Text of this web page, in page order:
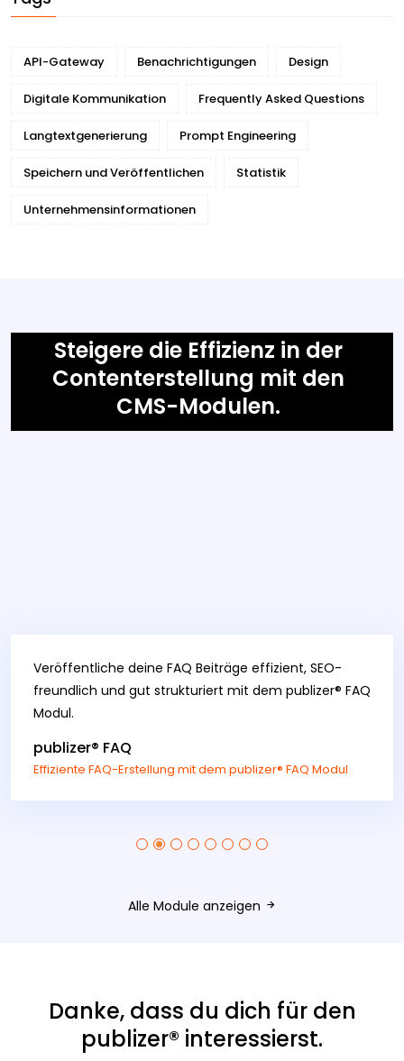
API-Gateway Benachrichtigungen Design
Digitale Kommunikation Frequently Asked Questions
Langtextgenerierung Prompt Engineering
Speichern und Veröffentlichen Statistik
Unternehmensinformationen
Steigere die Effizienz in der
Contenterstellung mit den
CMS-Modulen.
Veröffentliche deine FAQ Beiträge effizient, SEO-
freundlich und gut strukturiert mit dem publizer® FAQ
Modul.
publizer® FAQ
Effiziente FAQ-Erstellung mit dem publizer® FAQ Modul
Alle Module anzeigen
Danke, dass du dich für den
publizer® interessierst.